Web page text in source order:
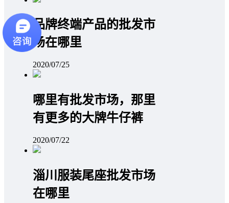
品牌终端产品的批发市
场在哪里
2020/07/25
哪里有批发市场，那里
有更多的大牌牛仔裤
2020/07/22
淄川服装尾座批发市场
在哪里